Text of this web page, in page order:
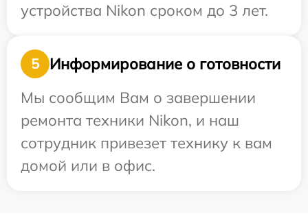
устройства Nikon сроком до 3 лет.
5
Информирование о готовности
Мы сообщим Вам о завершении
ремонта техники Nikon, и наш
сотрудник привезет технику к вам
домой или в офис.